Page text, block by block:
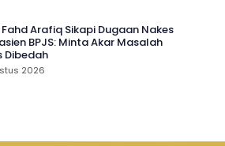
Fahd Arafiq Sikapi Dugaan Nakes
BPJS: Minta Akar Masalah
Dibedah
2026